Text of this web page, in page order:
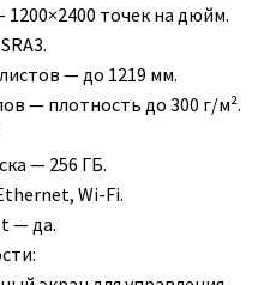
точек на дюйм.
— до 1219 мм.
— плотность до 300 г/м².
— 256 ГБ.
Wi-Fi.
— да.